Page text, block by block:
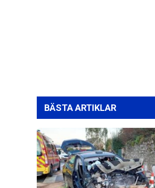
BÄSTA ARTIKLAR